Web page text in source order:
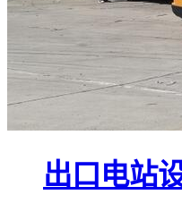
出口电站